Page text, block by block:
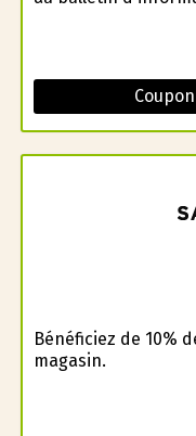
Bénéficiez de 10%
magasin.